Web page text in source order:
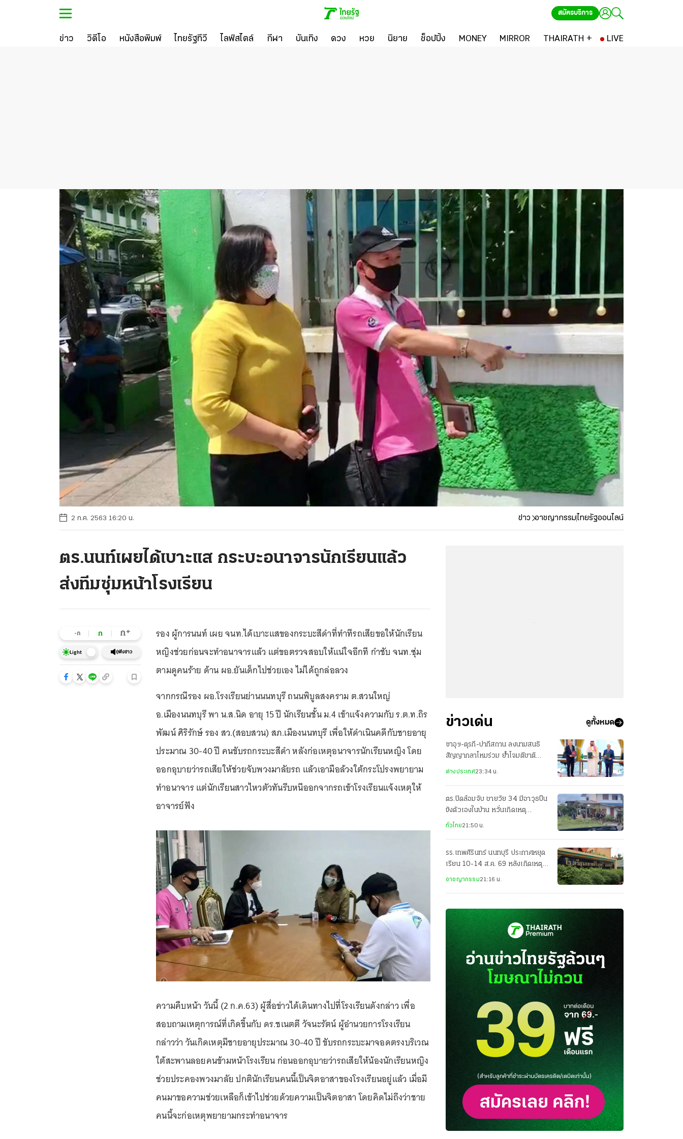
สมัครบริการ
ข่าว วิดีโอ หนังสือพิมพ์ ไทยรัฐทีวี ไลฟ์สไตล์ กีฬา บันเทิง ดวง หวย นิยาย ช็อปปิ้ง MONEY MIRROR THAIRATH + LIVE
2 ก.ค. 2563 16:20 น. ข่าว อาชญากรรมไทยรัฐออนไลน์
ตร.นนท์เผยได้เบาะแส กระบะอนาจารนักเรียนแล้ว
ส่งทีมซุ่มหน้าโรงเรียน
-ก ก ก+
Light ฟังข่าว
รอง ผู้การนนท์ เผย จนท.ได้เบาะแสของกระบะสีดำที่ทำทีรถเสียขอให้นักเรียน
หญิงช่วยก่อนจะทำอนาจารแล้ว แต่ขอตรวจสอบให้แน่ใจอีกที กำชับ จนท.ซุ่ม
ตามดูคนร้าย ด้าน ผอ.ยันเด็กไปช่วยเอง ไม่ได้ถูกล่อลวง
จากกรณีรอง ผอ.โรงเรียนย่านนนทบุรี ถนนพิบูลสงคราม ต.สวนใหญ่
อ.เมืองนนทบุรี พา น.ส.นิด อายุ 15 ปี นักเรียนชั้น ม.4 เข้าแจ้งความกับ ร.ต.ท.ถิร
พัฒน์ ศิริรักษ์ รอง สว.(สอบสวน) สภ.เมืองนนทบุรี เพื่อให้ดำเนินคดีกับชายอายุ
ประมาณ 30-40 ปี คนขับรถกระบะสีดำ หลังก่อเหตุอนาจารนักเรียนหญิง โดย
ออกอุบายว่ารถเสียให้ช่วยจับพวงมาลัยรถ แล้วเอามือล้วงใต้กระโปรงพยายาม
ทำอนาจาร แต่นักเรียนสาวไหวตัวทันรีบหนีออกจากรถเข้าโรงเรียนแจ้งเหตุให้
อาจารย์ฟัง
ความคืบหน้า วันนี้ (2 ก.ค.63) ผู้สื่อข่าวได้เดินทางไปที่โรงเรียนดังกล่าว เพื่อ
สอบถามเหตุการณ์ที่เกิดขึ้นกับ ดร.ชเนตตี วัจนะรัตน์ ผู้อำนวยการโรงเรียน
กล่าวว่า วันเกิดเหตุมีชายอายุประมาณ 30-40 ปี ขับรถกระบะมาจอดตรงบริเวณ
ใต้สะพานลอยคนข้ามหน้าโรงเรียน ก่อนออกอุบายว่ารถเสียให้น้องนักเรียนหญิง
ช่วยประคองพวงมาลัย ปกตินักเรียนคนนี้เป็นจิตอาสาของโรงเรียนอยู่แล้ว เมื่อมี
คนมาขอความช่วยเหลือก็เข้าไปช่วยด้วยความเป็นจิตอาสา โดยคิดไม่ถึงว่าชาย
คนนี้จะก่อเหตุพยายามกระทำอนาจาร
ข่าวเด่น ดูทั้งหมด
ซาอุฯ-ตุรกี-ปากีสถาน ลงนามสนธิ
สัญญากลาโหมร่วม ย้ำโจมตีชาติ
เดียวเท่ากับโจมตีทั้ง 3 ประเทศ
ต่างประเทศ23:34 น.
ตร.ปิดล้อมจับ ชายวัย 34 มีอาวุธปืน
ขังตัวเองในบ้าน หวั่นเกิดเหตุ
อันตราย
ทั่วไทย21:50 น.
รร.เทพศิรินทร์ นนทบุรี ประกาศหยุด
เรียน 10-14 ส.ค. 69 หลังเกิดเหตุก
อาชญากรรม21:16 น.